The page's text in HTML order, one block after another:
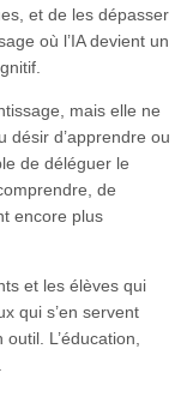
et de les dépasser
où l’IA devient un
mais elle ne
désir d’apprendre ou
de déléguer le
de
encore plus
et les élèves qui
qui s’en servent
outil. L’éducation,